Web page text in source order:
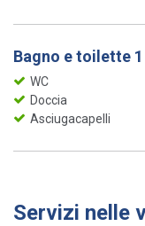
Bagno e toilette 1
WC
Doccia
Asciugacapelli
Servizi nelle